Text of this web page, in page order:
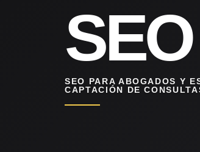
SEO PARA ABOGADOS Y
CAPTACIÓN DE